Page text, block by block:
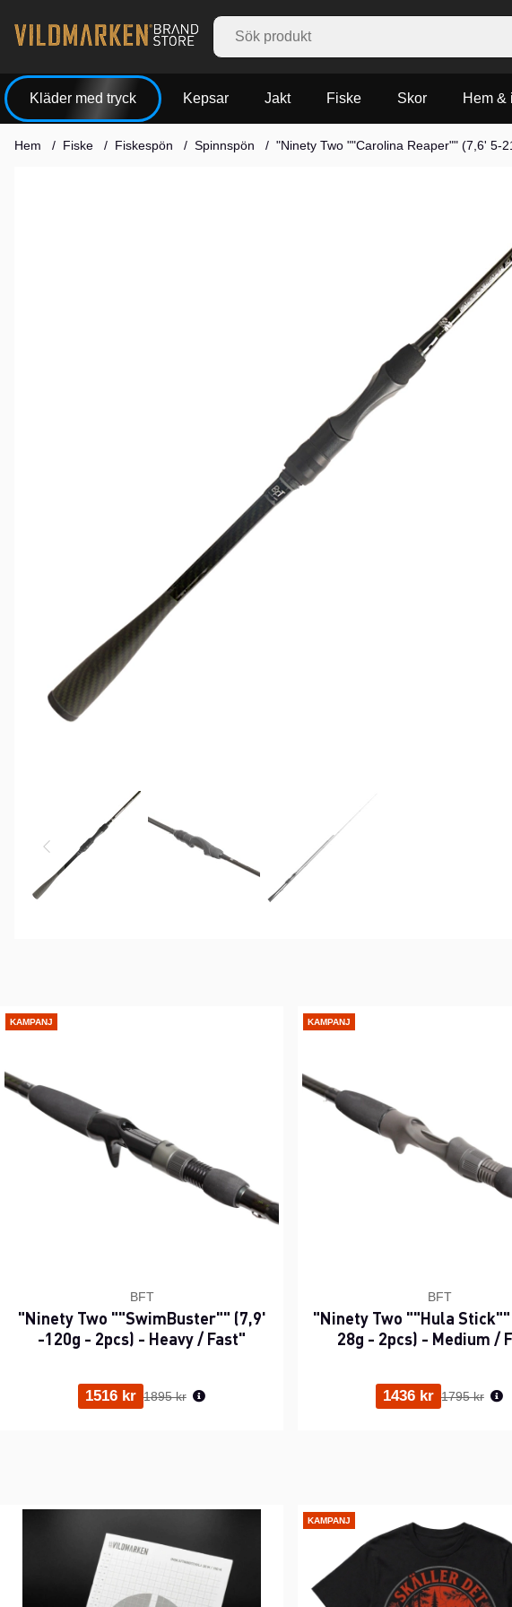
Kläder med tryck Kepsar Jakt Fiske Skor Hem &
Hem Fiske Fiskespön Spinnspön "Ninety Two ""Carolina Reaper"" (7,6' 5-
KAMPANJ
BFT
"Ninety Two ""SwimBuster"" (7,9'
-120g - 2pcs) - Heavy / Fast"
1516 kr Ordinarie pris:
1895 kr
KAMPANJ
BFT
"Ninety Two ""Hula
28g - 2pcs) - Medium /
1436 kr Ordinarie
1795 kr
KAMPANJ